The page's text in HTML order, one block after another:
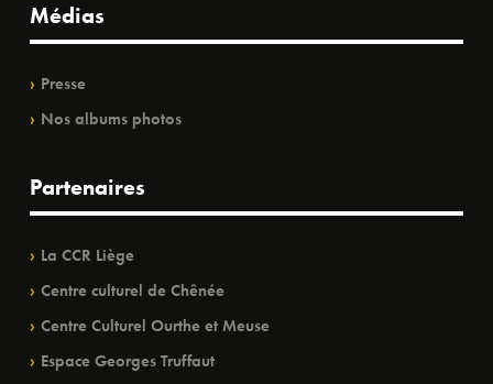
Médias
Presse
Nos albums photos
Partenaires
La CCR Liège
Centre culturel de Chênée
Centre Culturel Ourthe et Meuse
Espace Georges Truffaut